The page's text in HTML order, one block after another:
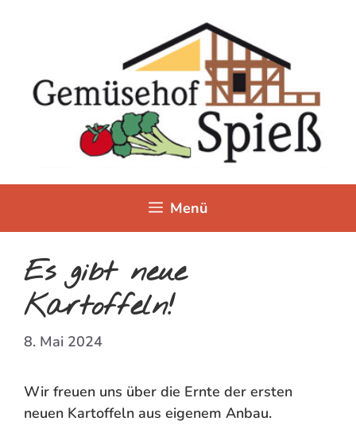
Menü
Es gibt neue
Kartoffeln!
8. Mai 2024
Wir freuen uns über die Ernte der ersten
neuen Kartoffeln aus eigenem Anbau.